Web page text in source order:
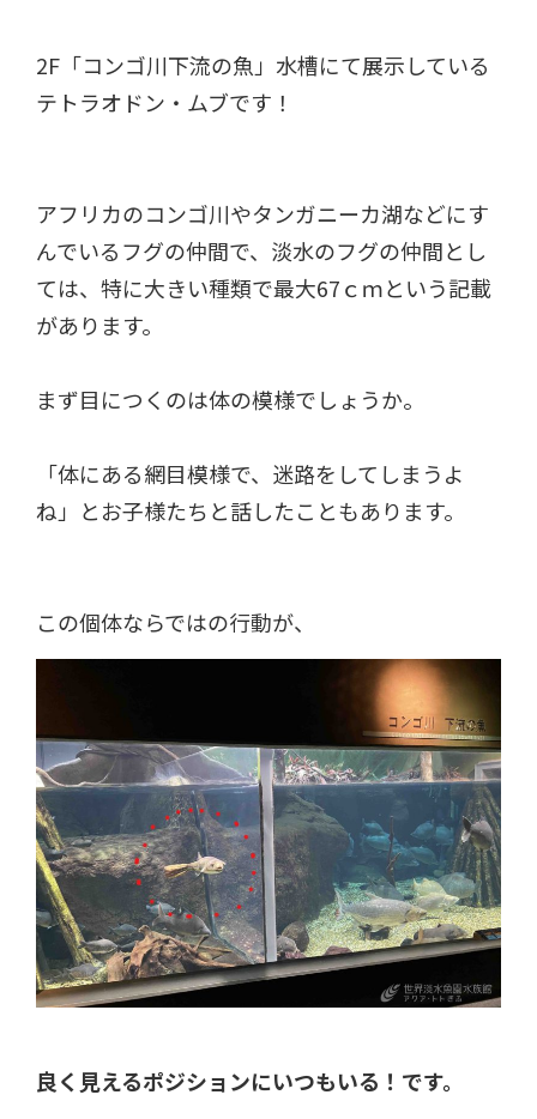
2F「コンゴ川下流の魚」水槽にて展示している
テトラオドン・ムブです！
アフリカのコンゴ川やタンガニーカ湖などにす
んでいるフグの仲間で、淡水のフグの仲間とし
ては、特に大きい種類で最大67ｃｍという記載
があります。
まず目につくのは体の模様でしょうか。
「体にある網目模様で、迷路をしてしまうよ
ね」とお子様たちと話したこともあります。
この個体ならではの行動が、
良く見えるポジションにいつもいる！です。